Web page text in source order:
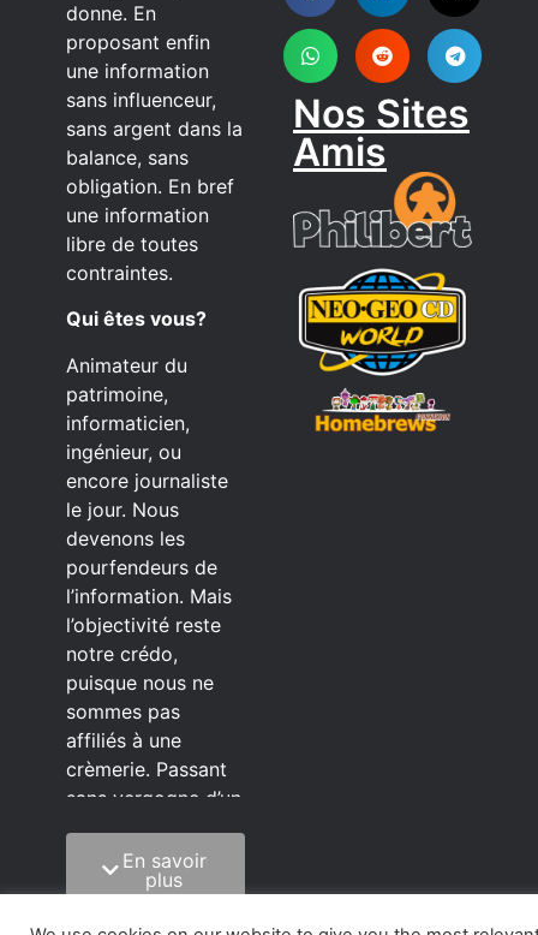
donne. En
proposant enfin
une information
sans influenceur,
sans argent dans la
balance, sans
obligation. En bref
une information
libre de toutes
contraintes.
Qui êtes vous?
Animateur du
patrimoine,
informaticien,
ingénieur, ou
encore journaliste
le jour. Nous
devenons les
pourfendeurs de
l’information. Mais
l’objectivité reste
notre crédo,
puisque nous ne
sommes pas
affiliés à une
crèmerie. Passant
sans vergogne d’un
C’est quoi notre
méthode?
En savoir
plus
Nos Sites
Amis